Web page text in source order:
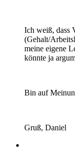
Ich weiß, dass
(Gehalt/
meine eigene
könnte ja
Bin auf
Gruß, Daniel